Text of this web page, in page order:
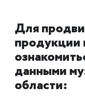
Для
продукции
данными
области: